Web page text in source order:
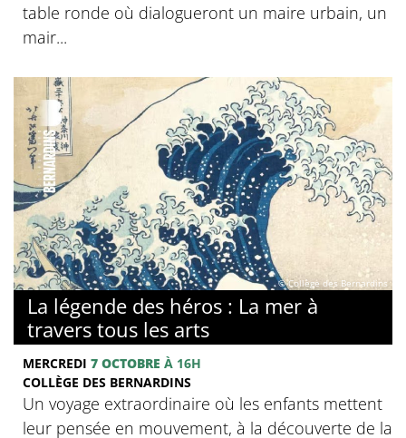
table ronde où dialogueront un maire urbain, un
mair...
© Collège des Bernardins
La légende des héros : La mer à
travers tous les arts
MERCREDI 7 OCTOBRE À 16H
COLLÈGE DES BERNARDINS
Un voyage extraordinaire où les enfants mettent
leur pensée en mouvement, à la découverte de la